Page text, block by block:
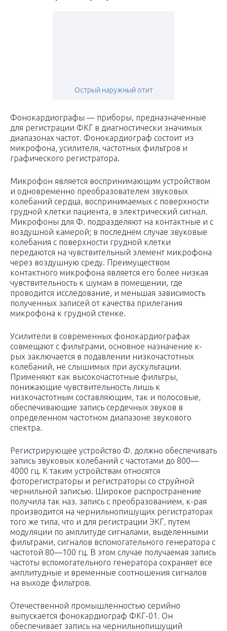
Острый наружный отит
Фонокардиографы — приборы, предназначенные
для регистрации ФКГ в диагностически значимых
диапазонах частот. Фонокардиограф состоит из
микрофона, усилителя, частотных фильтров и
графического регистратора.
Микрофон является воспринимающим устройством
и одновременно преобразователем звуковых
колебаний сердца, воспринимаемых с поверхности
грудной клетки пациента, в электрический сигнал.
Микрофоны для Ф. подразделяют на контактные и с
воздушной камерой; в последнем случае звуковые
колебания с поверхности грудной клетки
передаются на чувствительный элемент микрофона
через воздушную среду. Преимуществом
контактного микрофона является его более низкая
чувствительность к шумам в помещении, где
проводится исследование, и меньшая зависимость
полученных записей от качества прилегания
микрофона к грудной стенке.
Усилители в современных фонокардиографах
совмещают с фильтрами, основное назначение к-
рых заключается в подавлении низкочастотных
колебаний, не слышимых при аускультации.
Применяют как высокочастотные фильтры,
понижающие чувствительность лишь к
низкочастотным составляющим, так и полосовые,
обеспечивающие запись сердечных звуков в
определенном частотном диапазоне звукового
спектра.
Регистрирующее устройство Ф. должно обеспечивать
запись звуковых колебаний с частотами до 800—
4000 гц. К таким устройствам относятся
фоторегистраторы и регистраторы со струйной
чернильной записью. Широкое распространение
получила так наз. запись с преобразованием, к-рая
производится на чернильнопишущих регистраторах
того же типа, что и для регистрации ЭКГ, путем
модуляции по амплитуде сигналами, выделенными
фильтрами, сигналов вспомогательного генератора с
частотой 80—100 гц. В этом случае получаемая запись
частоты вспомогательного генератора сохраняет все
амплитудные и временные соотношения сигналов
на выходе фильтров.
Отечественной промышленностью серийно
выпускается фонокардиограф ФКГ-01. Он
обеспечивает запись на чернильнопишущий